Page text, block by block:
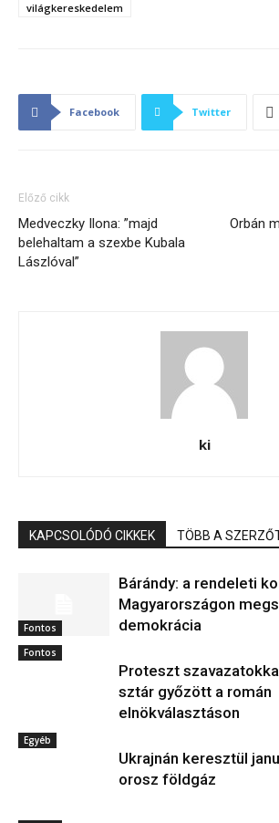
világkereskedelem
Facebook Twitter
Előző cikk
Medveczky Ilona: ”majd
belehaltam a szexbe Kubala
Lászlóval”
Orbán
ki
KAPCSOLÓDÓ CIKKEK TÖBB A
Fontos
Bárándy: a rendeleti
Magyarországon
demokrácia
Fontos
Proteszt
sztár győzött a román
elnökválasztáson
Egyéb
Ukrajnán keresztül
orosz földgáz